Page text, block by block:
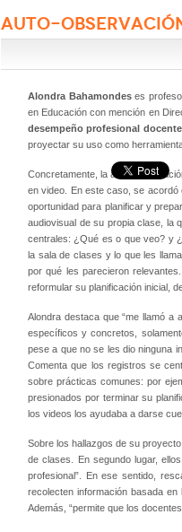
AUTO-
Alondra Bahamondeses
en Educación con mención en
desempeño profesional
proyectar su uso como
Concretamente, la auto-
en video. En este caso, se
oportunidad para planificar y
audiovisual de su propia clase, la
centrales: ¿Qué es o que veo? y
la sala de clases y lo que les
por qué les parecieron
reformular su planificación inicial,
Alondra destaca que “me llamó
específicos y concretos,
pese a que no se les dio ninguna
Comenta que los registros se
sobre prácticas comunes: por
presionados por terminar su
los videos los ayudaba a darse
Sobre los hallazgos de su
de clases. En segundo lugar,
profesional”. En ese sentido,
recolecten información basada
Además, “permite que los